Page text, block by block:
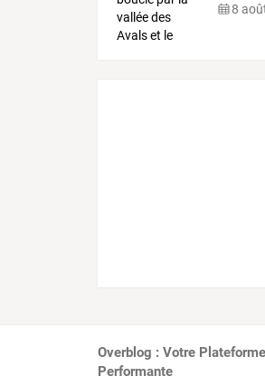
8
Overblog : Votre
Performante